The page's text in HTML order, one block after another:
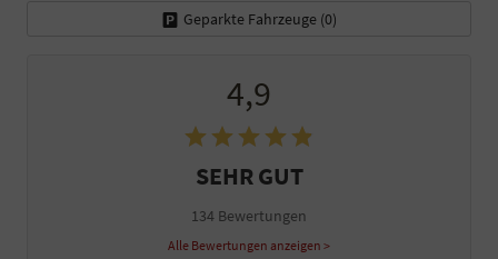
Geparkte Fahrzeuge (0)
4,9
SEHR GUT
134 Bewertungen
Alle Bewertungen anzeigen >